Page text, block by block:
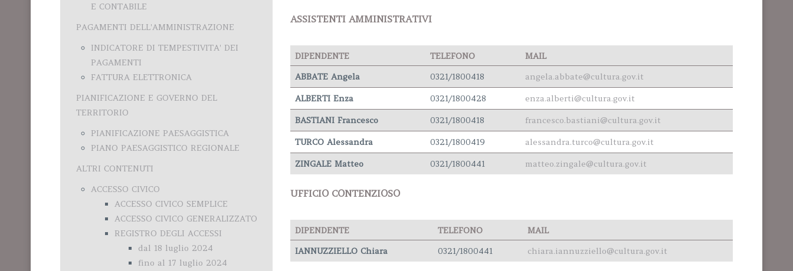
E CONTABILE
PAGAMENTI DELL'AMMINISTRAZIONE
INDICATORE DI TEMPESTIVITA' DEI
PAGAMENTI
FATTURA ELETTRONICA
PIANIFICAZIONE E GOVERNO DEL
TERRITORIO
PIANIFICAZIONE PAESAGGISTICA
PIANO PAESAGGISTICO REGIONALE
ALTRI CONTENUTI
ACCESSO CIVICO
ACCESSO CIVICO SEMPLICE
ACCESSO CIVICO GENERALIZZATO
REGISTRO DEGLI ACCESSI
dal 18 luglio 2024
fino al 17 luglio 2024
ASSISTENTI AMMINISTRATIVI
DIPENDENTE TELEFONO
MAIL
ABBATE Angela
0321/1800418 angela.abbate@cultura.gov.it
ALBERTI Enza 0321/1800428 enza.alberti@cultura.gov.it
BASTIANI Francesco 0321/1800418 francesco.bastiani@cultura.gov.it
TURCO Alessandra 0321/1800419 alessandra.turco@cultura.gov.it
ZINGALE Matteo 0321/1800441 matteo.zingale@cultura.gov.it
UFFICIO CONTENZIOSO
DIPENDENTE TELEFONO
MAIL
IANNUZZIELLO Chiara
0321/1800441 chiara.iannuzziello@cultura.gov.it